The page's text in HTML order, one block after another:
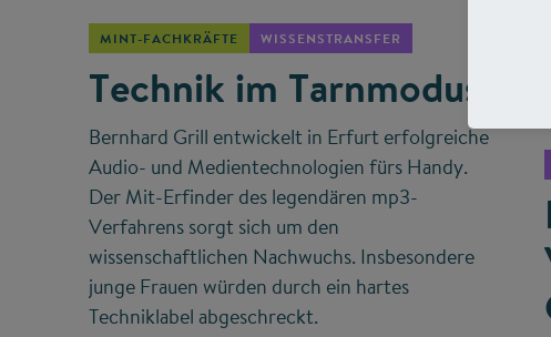
MINT-FACHKRÄFTE WISSENSTRANSFER
Technik im Tarnmodus
Bernhard Grill entwickelt in Erfurt erfolgreiche
Audio- und Medientechnologien fürs Handy.
Der Mit-Erfinder des legendären mp3-
Verfahrens sorgt sich um den
wissenschaftlichen Nachwuchs. Insbesondere
junge Frauen würden durch ein hartes
Techniklabel abgeschreckt.